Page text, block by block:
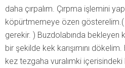
daha çırpalım. Çırpma işlemini
köpürtmemeye özen
gerekir. ) Buzdolabında bekleyen
bir şekilde kek karışımını
kez tezgaha vuralımki içerisindeki